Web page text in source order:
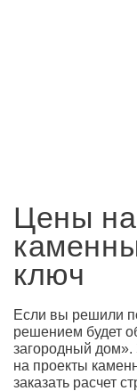
Цены
ключ
Если вы решили
решением будет
загородный
на проекты
заказать расчет